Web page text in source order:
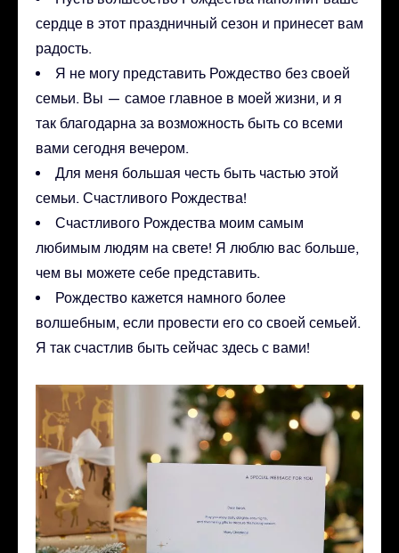
сердце в этот праздничный сезон и принесет вам
радость.
Я не могу представить Рождество без своей
семьи. Вы — самое главное в моей жизни, и я
так благодарна за возможность быть со всеми
вами сегодня вечером.
Для меня большая честь быть частью этой
семьи. Счастливого Рождества!
Счастливого Рождества моим самым
любимым людям на свете! Я люблю вас больше,
чем вы можете себе представить.
Рождество кажется намного более
волшебным, если провести его со своей семьей.
Я так счастлив быть сейчас здесь с вами!